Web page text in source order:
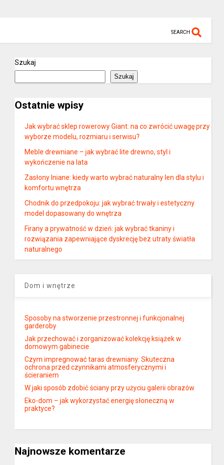
SEARCH
Szukaj
Szukaj
Ostatnie wpisy
Jak wybrać sklep rowerowy Giant: na co zwrócić uwagę przy
wyborze modelu, rozmiaru i serwisu?
Meble drewniane – jak wybrać lite drewno, styl i
wykończenie na lata
Zasłony lniane: kiedy warto wybrać naturalny len dla stylu i
komfortu wnętrza
Chodnik do przedpokoju: jak wybrać trwały i estetyczny
model dopasowany do wnętrza
Firany a prywatność w dzień: jak wybrać tkaniny i
rozwiązania zapewniające dyskrecję bez utraty światła
naturalnego
Dom i wnętrze
Sposoby na stworzenie przestronnej i funkcjonalnej
garderoby
Jak przechować i zorganizować kolekcję książek w
domowym gabinecie
Czym impregnować taras drewniany: Skuteczna
ochrona przed czynnikami atmosferycznymi i
ścieraniem
W jaki sposób zdobić ściany przy użyciu galerii obrazów
Eko-dom – jak wykorzystać energię słoneczną w
praktyce?
Najnowsze komentarze